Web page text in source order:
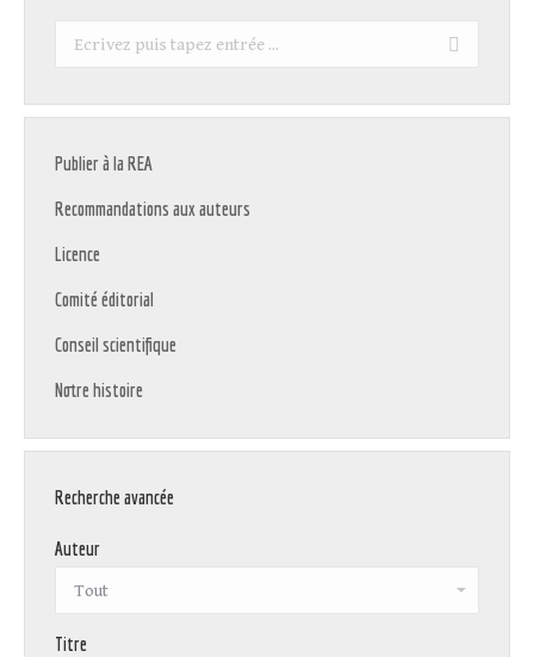
Recherche
Publier à la REA
Recommandations aux auteurs
Licence
Comité éditorial
Conseil scientifique
Notre histoire
Recherche avancée
Auteur
Titre